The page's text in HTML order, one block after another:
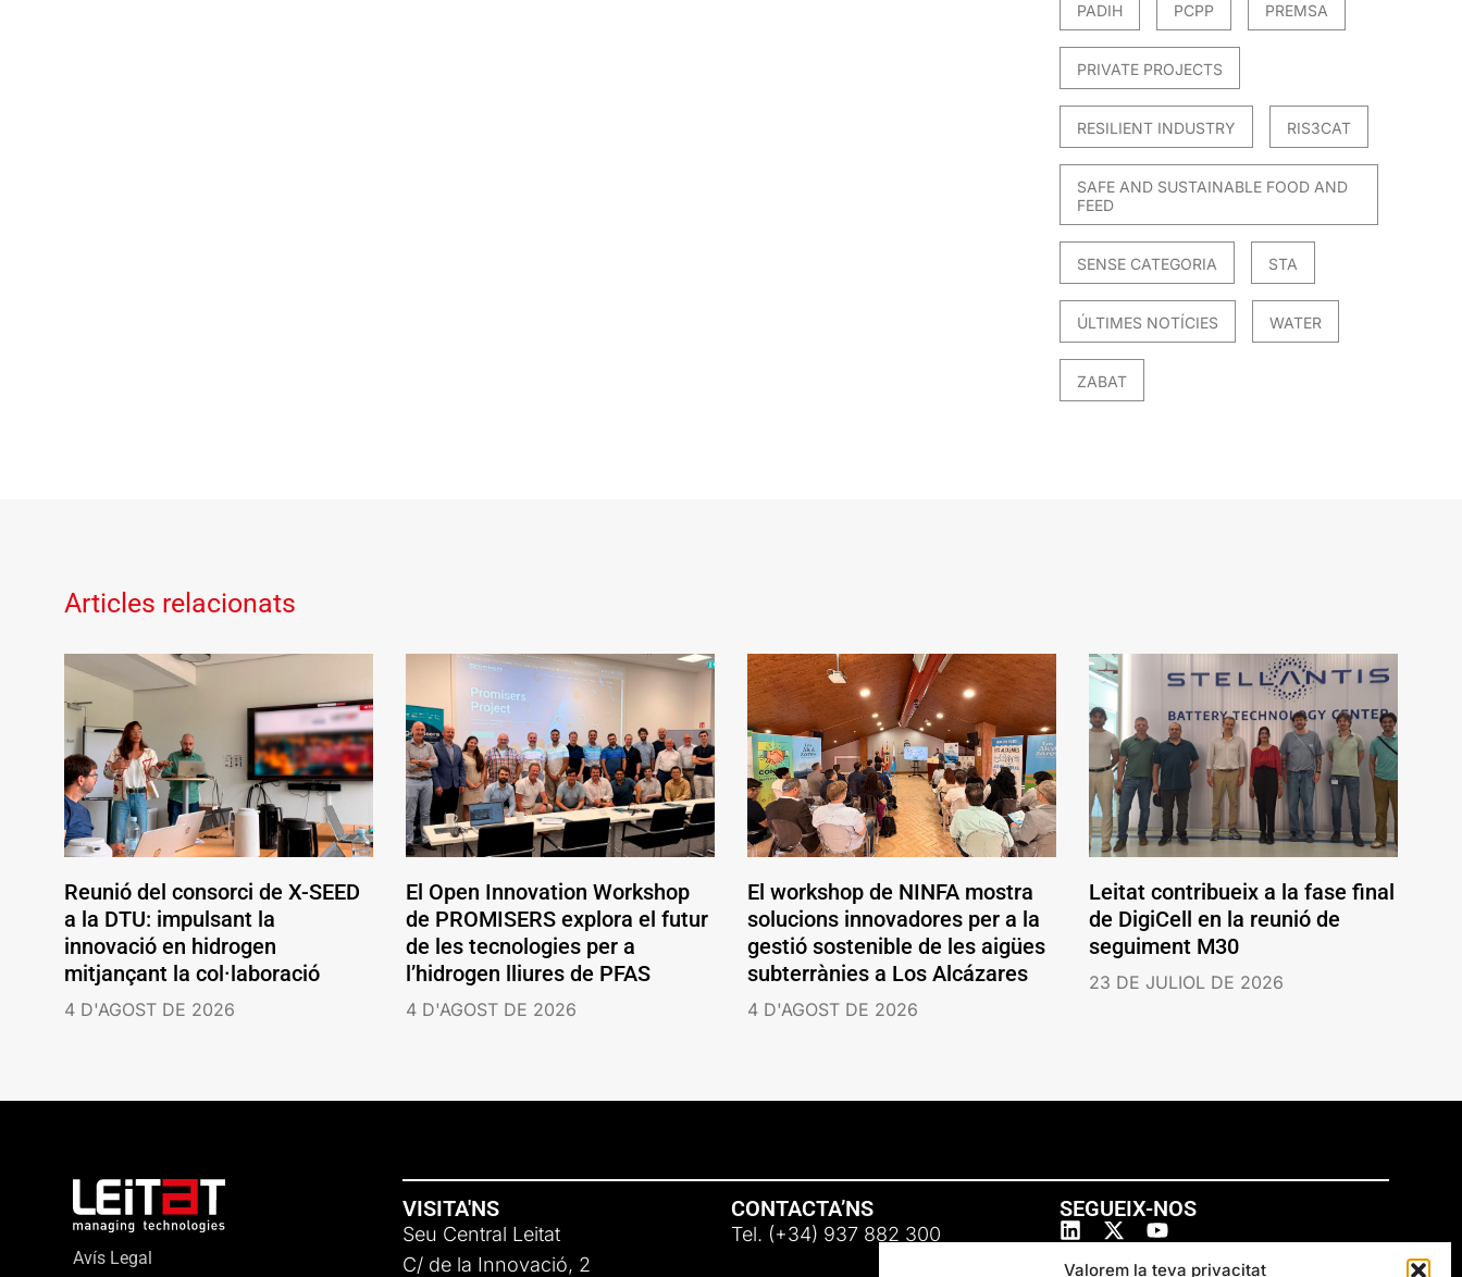
Valorem la teva privacitat
PADIH PCPP PREMSA
PRIVATE PROJECTS
RESILIENT INDUSTRY RIS3CAT
SAFE AND SUSTAINABLE FOOD AND
FEED
SENSE CATEGORIA STA
ÚLTIMES NOTÍCIES WATER
ZABAT
Articles relacionats
Reunió del consorci de X-SEED
a la DTU: impulsant la
innovació en hidrogen
mitjançant la col·laboració
4 D'AGOST DE 2026
El Open Innovation Workshop
de PROMISERS explora el futur
de les tecnologies per a
l’hidrogen lliures de PFAS
4 D'AGOST DE 2026
El workshop de NINFA mostra
solucions innovadores per a la
gestió sostenible de les aigües
subterrànies a Los Alcázares
4 D'AGOST DE 2026
Leitat contribueix a la fase final
de DigiCell en la reunió de
seguiment M30
23 DE JULIOL DE 2026
Avís Legal
VISITA'NS
Seu Central Leitat
C/ de la Innovació, 2
CONTACTA’NS
Tel. (+34) 937 882 300
SEGUEIX-NOS